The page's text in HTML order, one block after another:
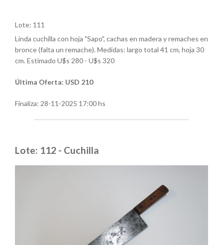
Lote: 111
Linda cuchilla con hoja "Sapo", cachas en madera y remaches en
bronce (falta un remache). Medidas: largo total 41 cm, hoja 30
cm. Estimado U$s 280 - U$s 320
Última Oferta: USD 210
Finaliza: 28-11-2025 17:00 hs
Lote: 112 - Cuchilla